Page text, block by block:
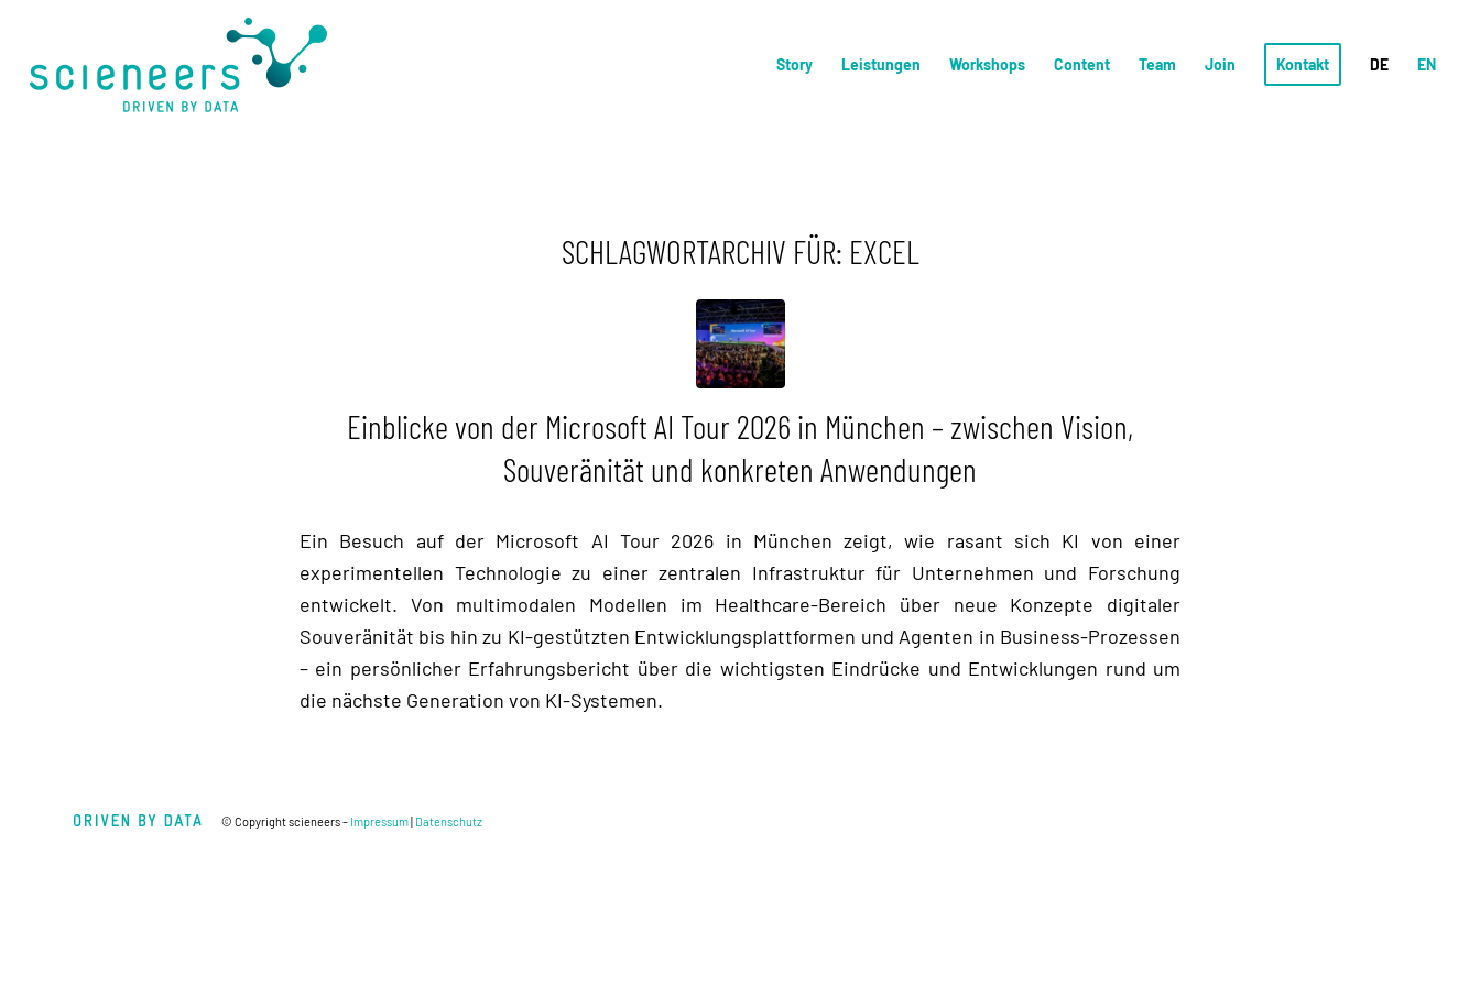
Story Leistungen Workshops Content Team Join Kontakt DE EN
SCHLAGWORTARCHIV FÜR: EXCEL
Einblicke von der Microsoft AI Tour 2026 in München – zwischen Vision,
Souveränität und konkreten Anwendungen
Ein Besuch auf der Microsoft AI Tour 2026 in München zeigt, wie rasant sich KI von einer
experimentellen Technologie zu einer zentralen Infrastruktur für Unternehmen und Forschung
entwickelt. Von multimodalen Modellen im Healthcare‑Bereich über neue Konzepte digitaler
Souveränität bis hin zu KI‑gestützten Entwicklungsplattformen und Agenten in Business‑Prozessen
– ein persönlicher Erfahrungsbericht über die wichtigsten Eindrücke und Entwicklungen rund um
die nächste Generation von KI‑Systemen.
© Copyright scieneers – Impressum| Datenschutz